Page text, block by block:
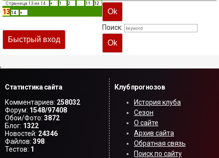
Страница 13 из 14 « 1 2 11 12
13 14 »
Поиск:
,
Статистика сайта
Комментариев: 258032
Форум: 1548/97408
Обои/Фото: 3872
Блог: 1322
Новостей: 24346
Файлов: 398
Тестов: 1
Клуб прогнозов
История клуба
Сезон
О сайте
Архив сайта
Обратная связь
Поиск по сайту